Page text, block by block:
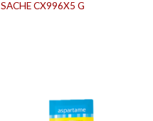
SACHE CX996X5 G